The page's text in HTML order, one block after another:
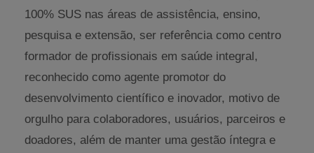
100% SUS nas áreas de assistência, ensino,
pesquisa e extensão, ser referência como centro
formador de profissionais em saúde integral,
reconhecido como agente promotor do
desenvolvimento científico e inovador, motivo de
orgulho para colaboradores, usuários, parceiros e
doadores, além de manter uma gestão íntegra e